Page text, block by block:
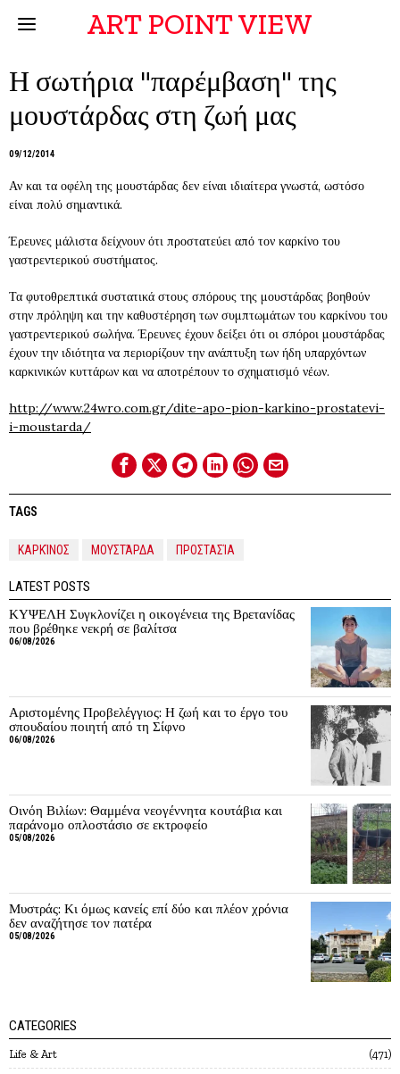
ART POINT VIEW
Η σωτήρια "παρέμβαση" της
μουστάρδας στη ζωή μας
09/12/2014
Αν και τα οφέλη της μουστάρδας δεν είναι ιδιαίτερα γνωστά, ωστόσο
είναι πολύ σημαντικά.
Έρευνες μάλιστα δείχνουν ότι προστατεύει από τον καρκίνο του
γαστρεντερικού συστήματος.
Τα φυτοθρεπτικά συστατικά στους σπόρους της μουστάρδας βοηθούν
στην πρόληψη και την καθυστέρηση των συμπτωμάτων του καρκίνου του
γαστρεντερικού σωλήνα. Έρευνες έχουν δείξει ότι οι σπόροι μουστάρδας
έχουν την ιδιότητα να περιορίζουν την ανάπτυξη των ήδη υπαρχόντων
καρκινικών κυττάρων και να αποτρέπουν το σχηματισμό νέων.
http://www.24wro.com.gr/dite-apo-pion-karkino-prostatevi-
i-moustarda/
TAGS
ΚΑΡΚΊΝΟΣ ΜΟΥΣΤΆΡΔΑ ΠΡΟΣΤΑΣΊΑ
LATEST POSTS
ΚΥΨΕΛΗ Συγκλονίζει η οικογένεια της Βρετανίδας
που βρέθηκε νεκρή σε βαλίτσα
06/08/2026
Αριστομένης Προβελέγγιος: Η ζωή και το έργο του
σπουδαίου ποιητή από τη Σίφνο
06/08/2026
Οινόη Βιλίων: Θαμμένα νεογέννητα κουτάβια και
παράνομο οπλοστάσιο σε εκτροφείο
05/08/2026
Μυστράς: Κι όμως κανείς επί δύο και πλέον χρόνια
δεν αναζήτησε τον πατέρα
05/08/2026
CATEGORIES
Life & Art 471